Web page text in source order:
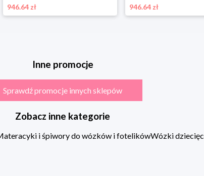
946.64 zł
946.64 zł
Inne promocje
Sprawdź promocje innych sklepów
Zobacz inne kategorie
i śpiwory do wózków i fotelikówWózki